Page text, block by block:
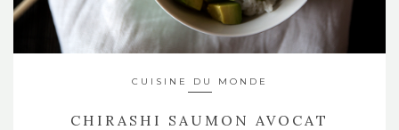
CUISINE DU MONDE
CHIRASHI SAUMON AVOCAT